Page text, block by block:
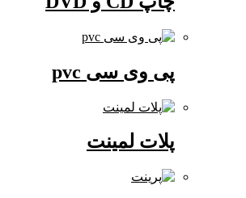
پی وی سی pvc
پلات لمینت